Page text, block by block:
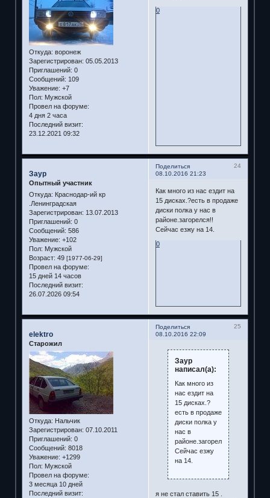
Откуда: воронеж
Зарегистрирован: 05.05.2013
Приглашений: 0
Сообщений: 109
Уважение: +7
Пол: Мужской
Провел на форуме:
4 дня 2 часа
Последний визит:
23.12.2021 09:32
0
Поделиться
24
08.10.2016 21:23
Заур
Опытный участник
Откуда: Краснодар-ий кр
.Ленинградская
Зарегистрирован: 13.07.2013
Приглашений: 0
Сообщений: 586
Уважение: +102
Пол: Мужской
Возраст: 49 [1977-06-29]
Провел на форуме:
15 дней 14 часов
Последний визит:
26.07.2026 09:54
Как много из нас ездит на
15 дисках.?есть в продаже
диски полка у нас в
районе.загорелся!!
Сейчас езжу на 14.
0
Поделиться
25
08.10.2016 22:09
elektro
Старожил
Откуда: Нальчик
Зарегистрирован: 07.10.2011
Приглашений: 0
Сообщений: 8018
Уважение: +1299
Пол: Мужской
Провел на форуме:
3 месяца 10 дней
Последний визит:
Заур
написал(а):
Как много из
нас ездит на
15 дисках.?
есть в продаже
диски полка у
нас в
районе.загорелся!!
Сейчас езжу
на 14.
я не стал ставить 15 .